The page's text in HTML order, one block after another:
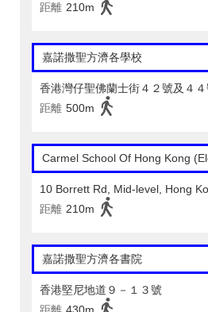
距離 210m
嘉諾撒聖方濟各學校
香港灣仔聖佛蘭士街４２號及４
距離 500m
Carmel School Of Hong Kong
10 Borrett Rd, Mid-level, Hong
距離 210m
嘉諾撒聖方濟各書院
香港堅尼地道９－１３號